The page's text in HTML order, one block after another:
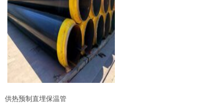
供热预制直埋保温管